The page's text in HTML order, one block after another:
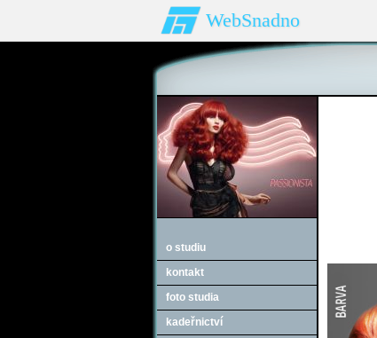
WebSnadno
o studiu
kontakt
foto studia
kadeřnictví